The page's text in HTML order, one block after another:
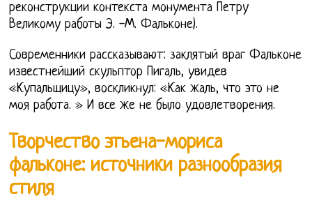
реконструкции контекста монумента Петру
Великому работы Э. -М. Фальконе).
Современники рассказывают: заклятый враг Фальконе
известнейший скульптор Пигаль, увидев
«Купальщицу», воскликнул: «Как жаль, что это не
моя работа. » И все же не было удовлетворения.
Творчество этьена-мориса
фальконе: источники разнообразия
стиля